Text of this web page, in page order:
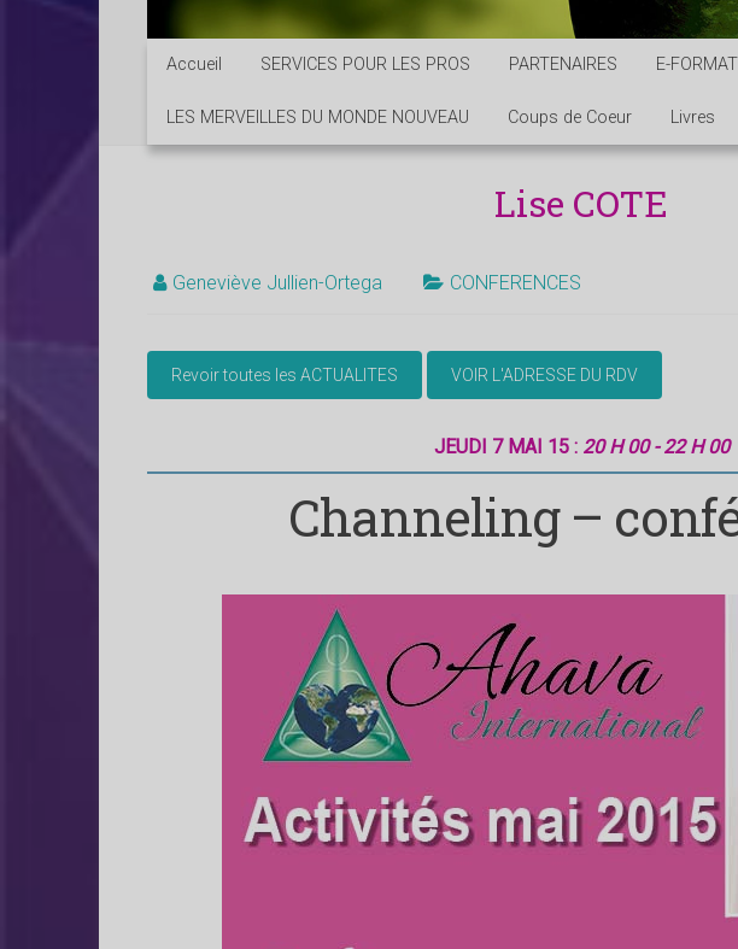
Accueil SERVICES POUR LES PROS PARTENAIRES E-
LES MERVEILLES DU MONDE NOUVEAU Coups de Coeur Livres
Lise COTE
Geneviève Jullien-Ortega CONFERENCES
JEUDI 7 MAI 15 : 20 H 00 - 22 H 00
Channeling –